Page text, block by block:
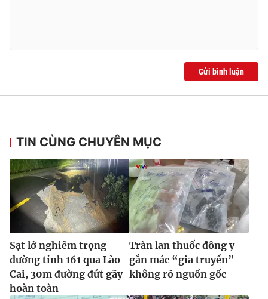
Gửi bình luận
TIN CÙNG CHUYÊN MỤC
Sạt lở nghiêm trọng
đường tỉnh 161 qua Lào
Cai, 30m đường đứt gãy
hoàn toàn
Tràn lan thuốc đông y
gắn mác “gia truyền”
không rõ nguồn gốc